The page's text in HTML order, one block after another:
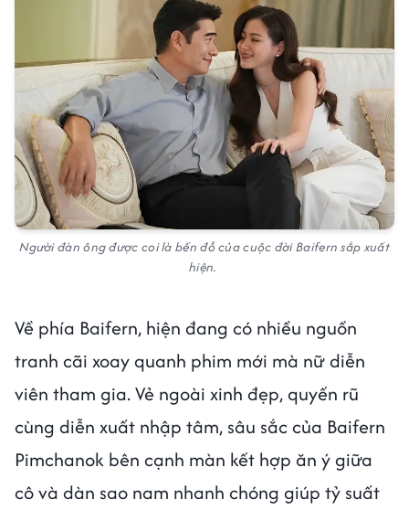
Người đàn ông được coi là bến đỗ của cuộc đời Baifern sắp xuất
hiện.
Về phía Baifern, hiện đang có nhiều nguồn
tranh cãi xoay quanh phim mới mà nữ diễn
viên tham gia. Vẻ ngoài xinh đẹp, quyến rũ
cùng diễn xuất nhập tâm, sâu sắc của Baifern
Pimchanok bên cạnh màn kết hợp ăn ý giữa
cô và dàn sao nam nhanh chóng giúp tỷ suất